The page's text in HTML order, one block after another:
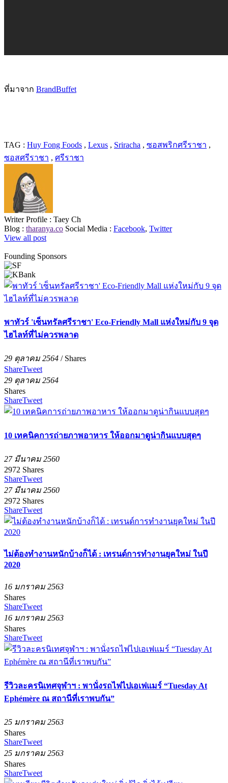
ที่มาจาก BrandBuffet
TAG : Huy Fong Foods , Lexus , Sriracha , ซอสพริกศรีราชา ,
ซอสศรีราชา , ศรีราชา
Writer Profile : Taey Ch
Blog : tharanya.co Social Media : Facebook, Twitter
View all post
Founding Sponsors
พาทัวร์ 'เซ็นทรัลศรีราชา' Eco-Friendly Mall แห่งใหม่กับ 9 จุด
ไฮไลท์ที่ไม่ควรพลาด
29 ตุลาคม 2564 / Shares
ShareTweet
29 ตุลาคม 2564
Shares
ShareTweet
10 เทคนิคการถ่ายภาพอาหาร ให้ออกมาดูน่ากินแบบสุดๆ
27 มีนาคม 2560
2972 Shares
ShareTweet
27 มีนาคม 2560
2972 Shares
ShareTweet
ไม่ต้องทำงานหนักบ้างก็ได้ : เทรนด์การทำงานยุคใหม่ ในปี
2020
16 มกราคม 2563
Shares
ShareTweet
16 มกราคม 2563
Shares
ShareTweet
รีวิวละครนิเทศจุฬาฯ : พานั่งรถไฟไปเอเฟแมร์ “Tuesday At
Ephémère ณ สถานีที่เราพบกัน”
25 มกราคม 2563
Shares
ShareTweet
25 มกราคม 2563
Shares
ShareTweet